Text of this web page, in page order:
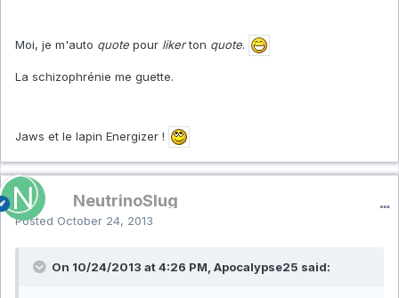
Moi, je m'auto quote pour likerton quote.
La schizophrénie me guette.
Jaws et le lapin Energizer !
NeutrinoSlug
Posted October 24, 2013
On 10/24/2013 at 4:26 PM, Apocalypse25 said: